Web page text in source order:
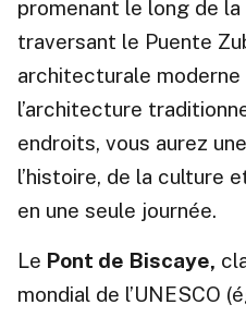
promenant le long de
traversant le Puente
architecturale
l’architecture
endroits, vous aurez
l’histoire, de la culture
en une seule journée.
Le Pont de Biscaye,
mondial de l’UNESCO